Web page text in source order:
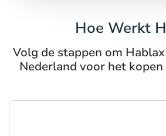
Hoe Werkt
Volg de stappen om
Nederland voor het